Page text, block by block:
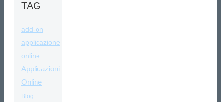
TAG
add-on
applicazione
online
Applicazioni
Online
Blog